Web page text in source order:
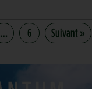
… 6 Suivant »